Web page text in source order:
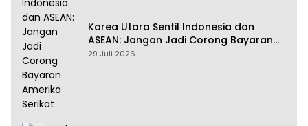
Korea Utara Sentil Indonesia dan
ASEAN: Jangan Jadi Corong Bayaran
Amerika Serikat
29 Juli 2026